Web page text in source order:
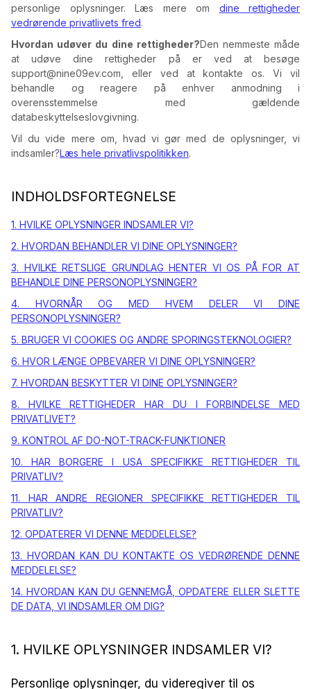
personlige oplysninger. Læs mere om dine rettigheder
vedrørende privatlivets fred.
Hvordan udøver du dine rettigheder?Den nemmeste måde
at udøve dine rettigheder på er ved at besøge
support@nine09ev.com, eller ved at kontakte os. Vi vil
behandle og reagere på enhver anmodning i
overensstemmelse med gældende
databeskyttelseslovgivning.
Vil du vide mere om, hvad vi gør med de oplysninger, vi
indsamler?Læs hele privatlivspolitikken.
INDHOLDSFORTEGNELSE
1. HVILKE OPLYSNINGER INDSAMLER VI?
2. HVORDAN BEHANDLER VI DINE OPLYSNINGER?
3. HVILKE RETSLIGE GRUNDLAG HENTER VI OS PÅ FOR AT
BEHANDLE DINE PERSONOPLYSNINGER?
4. HVORNÅR OG MED HVEM DELER VI DINE
PERSONOPLYSNINGER?
5. BRUGER VI COOKIES OG ANDRE SPORINGSTEKNOLOGIER?
6. HVOR LÆNGE OPBEVARER VI DINE OPLYSNINGER?
7. HVORDAN BESKYTTER VI DINE OPLYSNINGER?
8. HVILKE RETTIGHEDER HAR DU I FORBINDELSE MED
PRIVATLIVET?
9. KONTROL AF DO-NOT-TRACK-FUNKTIONER
10. HAR BORGERE I USA SPECIFIKKE RETTIGHEDER TIL
PRIVATLIV?
11. HAR ANDRE REGIONER SPECIFIKKE RETTIGHEDER TIL
PRIVATLIV?
12. OPDATERER VI DENNE MEDDELELSE?
13. HVORDAN KAN DU KONTAKTE OS VEDRØRENDE DENNE
MEDDELELSE?
14. HVORDAN KAN DU GENNEMGÅ, OPDATERE ELLER SLETTE
DE DATA, VI INDSAMLER OM DIG?
1. HVILKE OPLYSNINGER INDSAMLER VI?
Personlige oplysninger, du videregiver til os